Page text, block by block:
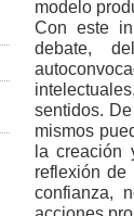
modelo
Con este
debate,
sentidos.
mismos
la creación
reflexión de
confianza,